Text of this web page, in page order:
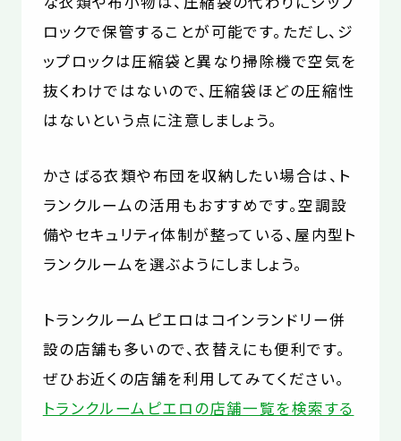
ロックで保管することが可能です。ただし、ジ
ップロックは圧縮袋と異なり掃除機で空気を
抜くわけではないので、圧縮袋ほどの圧縮性
はないという点に注意しましょう。
かさばる衣類や布団を収納したい場合は、ト
ランクルームの活用もおすすめです。空調設
備やセキュリティ体制が整っている、屋内型ト
ランクルームを選ぶようにしましょう。
トランクルームピエロはコインランドリー併
設の店舗も多いので、衣替えにも便利です。
ぜひお近くの店舗を利用してみてください。
トランクルームピエロの店舗一覧を検索する